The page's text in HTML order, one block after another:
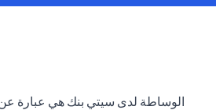
الوساطة لدى سيتي بنك هي عبارة عن